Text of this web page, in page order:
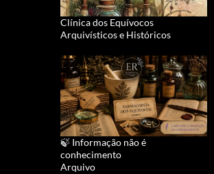
Clínica dos Equívocos
Arquivísticos e Históricos
🍃 Informação não é
conhecimento
Arquivo